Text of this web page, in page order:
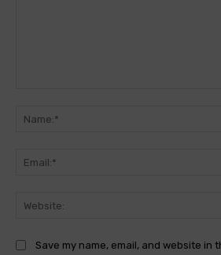
Save my name, email, and website in